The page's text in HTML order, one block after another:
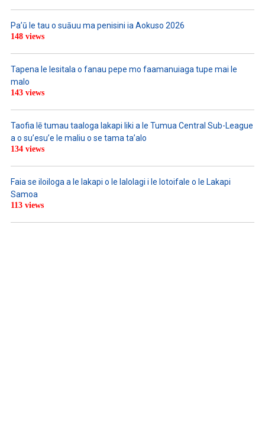
Pa’ū le tau o suāuu ma penisini ia Aokuso 2026
148 views
Tapena le lesitala o fanau pepe mo faamanuiaga tupe mai le
malo
143 views
Taofia lē tumau taaloga lakapi liki a le Tumua Central Sub-League
a o su’esu’e le maliu o se tama ta’alo
134 views
Faia se iloiloga a le lakapi o le lalolagi i le lotoifale o le Lakapi
Samoa
113 views